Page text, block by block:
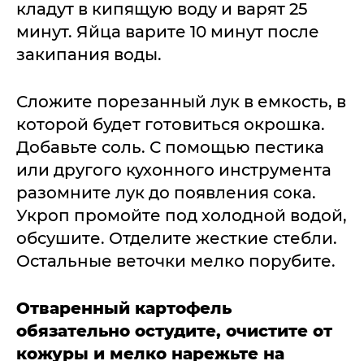
кладут в кипящую воду и варят 25
минут. Яйца варите 10 минут после
закипания воды.
Сложите порезанный лук в емкость, в
которой будет готовиться окрошка.
Добавьте соль. С помощью пестика
или другого кухонного инструмента
разомните лук до появления сока.
Укроп промойте под холодной водой,
обсушите. Отделите жесткие стебли.
Остальные веточки мелко порубите.
Отваренный картофель
обязательно остудите, очистите от
кожуры и мелко нарежьте на